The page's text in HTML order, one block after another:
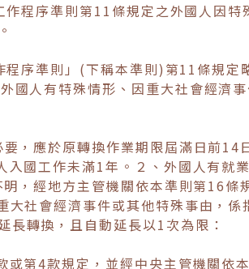
程序準則第11條規定之外國人因特
序準則」(下稱本準則)第11條規定
國人有特殊情形、因重大社會經濟
，應於原轉換作業期限屆滿日前14
國工作未滿1年。２、外國人有就
，經地方主管機關依本準則第16條
社會經濟事件或其他特殊事由，係
轉換，且自動延長以1次為限：
第4款規定，並經中央主管機關依